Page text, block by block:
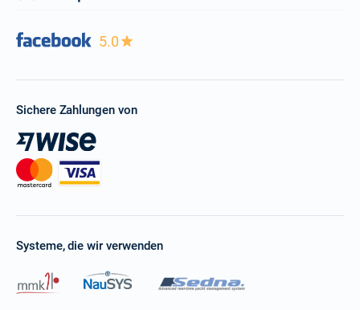
5.0
Sichere Zahlungen von
Systeme, die wir verwenden